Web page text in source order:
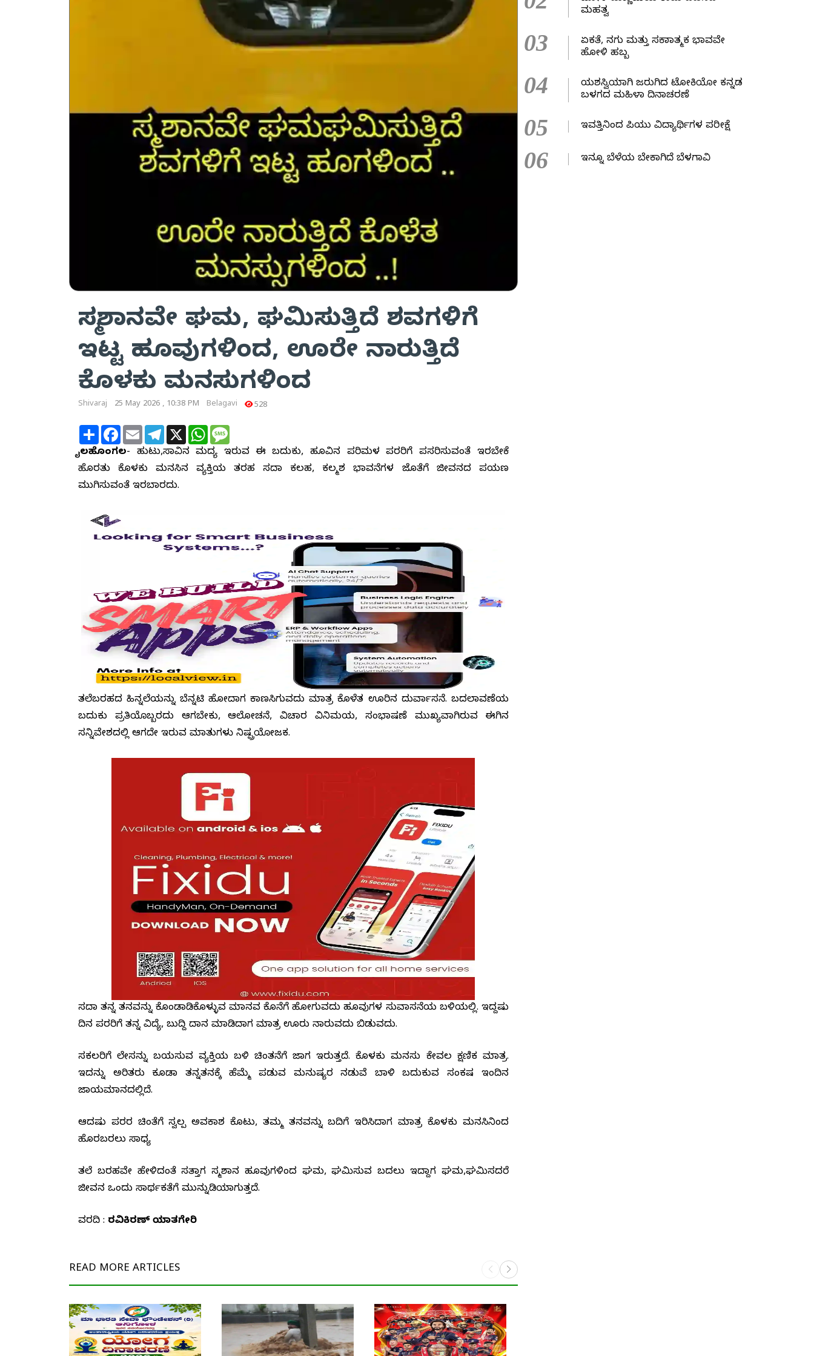
ಸ್ಮಶಾನವೇ ಘಮ, ಘಮಿಸುತ್ತಿದೆ ಶವಗಳಿಗೆ
ಇಟ್ಟ ಹೂವುಗಳಿಂದ, ಊರೇ ನಾರುತ್ತಿದೆ
ಕೊಳಕು ಮನಸುಗಳಿಂದ
Shivaraj 25 May 2026 , 10:38 PM Belagavi 528
ShareFacebook
Email Telegram
X WhatsApp
ಬೈಲಹೊಂಗಲ- ಹುಟ್ಟು,ಸಾವಿನ ಮದ್ಯ ಇರುವ ಈ ಬದುಕು, ಹೂವಿನ ಪರಿಮಳ ಪರರಿಗೆ ಪಸರಿಸುವಂತೆ ಇರಬೇಕೆ
ಹೊರತು ಕೊಳಕು ಮನಸಿನ ವ್ಯಕ್ತಿಯ ತರಹ ಸದಾ ಕಲಹ, ಕಲ್ಮಶ ಭಾವನೆಗಳ ಜೊತೆಗೆ ಜೀವನದ ಪಯಣ
ಮುಗಿಸುವಂತೆ ಇರಬಾರದು.
ತಲೆಬರಹದ ಹಿನ್ನಲೆಯನ್ನು ಬೆನ್ನಟ್ಟಿ ಹೋದಾಗ ಕಾಣಸಿಗುವದು ಮಾತ್ರ ಕೊಳೆತ ಊರಿನ ದುರ್ವಾಸನೆ. ಬದಲಾವಣೆಯ
ಬದುಕು ಪ್ರತಿಯೊಬ್ಬರದು ಆಗಬೇಕು, ಆಲೋಚನೆ, ವಿಚಾರ ವಿನಿಮಯ, ಸಂಭಾಷಣೆ ಮುಖ್ಯವಾಗಿರುವ ಈಗಿನ
ಸನ್ನಿವೇಶದಲ್ಲಿ ಆಗದೇ ಇರುವ ಮಾತುಗಳು ನಿಷ್ಪ್ರಯೋಜಕ.
ಸದಾ ತನ್ನ ತನವನ್ನು ಕೊಂಡಾಡಿಕೊಳ್ಳುವ ಮಾನವ ಕೊನೆಗೆ ಹೋಗುವದು ಹೂವುಗಳ ಸುವಾಸನೆಯ ಬಳಿಯಲ್ಲಿ. ಇದ್ದಷ್ಟು
ದಿನ ಪರರಿಗೆ ತನ್ನ ವಿದ್ಯೆ, ಬುದ್ದಿ ದಾನ ಮಾಡಿದಾಗ ಮಾತ್ರ ಊರು ನಾರುವದು ಬಿಡುವದು.
ಸಕಲರಿಗೆ ಲೇಸನ್ನು ಬಯಸುವ ವ್ಯಕ್ತಿಯ ಬಳಿ ಚಿಂತನೆಗೆ ಜಾಗ ಇರುತ್ತದೆ. ಕೊಳಕು ಮನಸು ಕೇವಲ ಕ್ಷಣಿಕ ಮಾತ್ರ.
ಇದನ್ನು ಅರಿತರು ಕೂಡಾ ತನ್ನತನಕ್ಕೆ ಹೆಮ್ಮೆ ಪಡುವ ಮನುಷ್ಯರ ನಡುವೆ ಬಾಳಿ ಬದುಕುವ ಸಂಕಷ್ಟ ಇಂದಿನ
ಜಾಯಮಾನದಲ್ಲಿದೆ.
ಆದಷ್ಟು ಪರರ ಚಿಂತೆಗೆ ಸ್ವಲ್ಪ ಅವಕಾಶ ಕೊಟ್ಟು, ತಮ್ಮ ತನವನ್ನು ಬದಿಗೆ ಇರಿಸಿದಾಗ ಮಾತ್ರ ಕೊಳಕು ಮನಸಿನಿಂದ
ಹೊರಬರಲು ಸಾಧ್ಯ‌
ತಲೆ ಬರಹವೇ ಹೇಳಿದಂತೆ ಸತ್ತಾಗ ಸ್ಮಶಾನ ಹೂವುಗಳಿಂದ ಘಮ, ಘಮಿಸುವ ಬದಲು ಇದ್ದಾಗ ಘಮ,ಘಮಿಸದರೆ
ಜೀವನ ಒಂದು ಸಾರ್ಥಕತೆಗೆ ಮುನ್ನುಡಿಯಾಗುತ್ತದೆ.
ವರದಿ : ರವಿಕಿರಣ್ ಯಾತಗೇರಿ
READ MORE ARTICLES
ಮಹತ್ವ
03
ಏಕತೆ, ನಗು ಮತ್ತು ಸಕಾರಾತ್ಮಕ ಭಾವವೇ
ಹೋಳಿ ಹಬ್ಬ
04
ಯಶಸ್ವಿಯಾಗಿ ಜರುಗಿದ ಟೋಕಿಯೋ ಕನ್ನಡ
ಬಳಗದ ಮಹಿಳಾ ದಿನಾಚರಣೆ
05 ಇವತ್ತಿನಿಂದ ಪಿಯು ವಿದ್ಯಾರ್ಥಿಗಳ ಪರೀಕ್ಷೆ
06 ಇನ್ನೂ ಬೆಳೆಯ ಬೇಕಾಗಿದೆ ಬೆಳಗಾವಿ